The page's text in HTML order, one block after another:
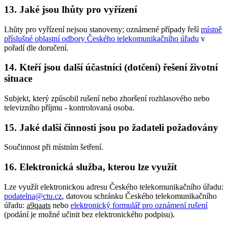
13. Jaké jsou lhůty pro vyřízení
Lhůty pro vyřízení nejsou stanoveny; oznámené případy řešímístně
příslušné oblastní odbory Českého telekomunikačního úřadu v
pořadí dle doručení.
14. Kteří jsou další účastníci (dotčení) řešení životní
situace
Subjekt, který způsobil rušení nebo zhoršení rozhlasového nebo
televizního příjmu - kontrolovaná osoba.
15. Jaké další činnosti jsou po žadateli požadovány
Součinnost při místním šetření.
16. Elektronická služba, kterou lze využít
Lze využít elektronickou adresu Českého telekomunikačního úřadu:
podatelna@ctu.cz, datovou schránku Českého telekomunikačního
úřadu: a9qaats nebo elektronický formulář pro oznámení rušení
(podání je možné učinit bez elektronického podpisu).